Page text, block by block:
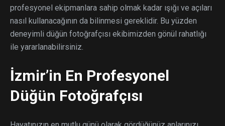
profesyonel ekipmanlara sahip olmak kadar ışığı ve açıları
nasıl kullanacağının da bilinmesi gereklidir. Bu yüzden
deneyimli düğün fotoğrafçısı ekibimizden gönül rahatlığı
ile yararlanabilirsiniz.
İzmir’in En Profesyonel
Düğün Fotoğrafçısı